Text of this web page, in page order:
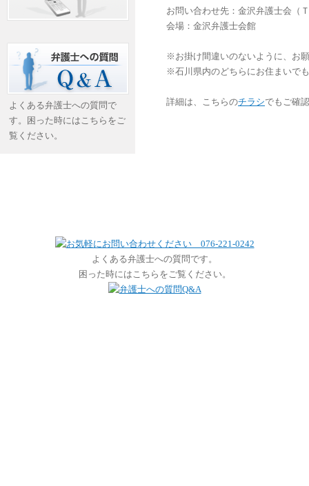
よくある弁護士への質問で
す。困った時にはこちらをご
覧ください。
お問い合わせ先：金沢弁護士会（
会場：金沢弁護士会館
※お掛け間違いのないように、お
※石川県内のどちらにお住まいで
詳細は、こちらのチラシでもご確
よくある弁護士への質問です。
困った時にはこちらをご覧ください。